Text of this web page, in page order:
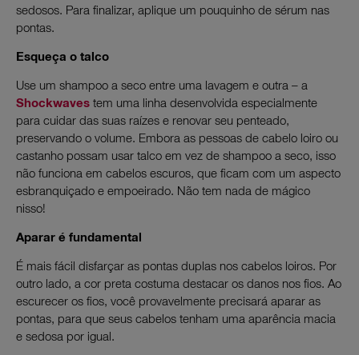
sedosos. Para finalizar, aplique um pouquinho de sérum nas
pontas.
Esqueça o talco
Use um shampoo a seco entre uma lavagem e outra – a
Shockwaves tem uma linha desenvolvida especialmente
para cuidar das suas raízes e renovar seu penteado,
preservando o volume. Embora as pessoas de cabelo loiro ou
castanho possam usar talco em vez de shampoo a seco, isso
não funciona em cabelos escuros, que ficam com um aspecto
esbranquiçado e empoeirado. Não tem nada de mágico
nisso!
Aparar é fundamental
É mais fácil disfarçar as pontas duplas nos cabelos loiros. Por
outro lado, a cor preta costuma destacar os danos nos fios. Ao
escurecer os fios, você provavelmente precisará aparar as
pontas, para que seus cabelos tenham uma aparência macia
e sedosa por igual.